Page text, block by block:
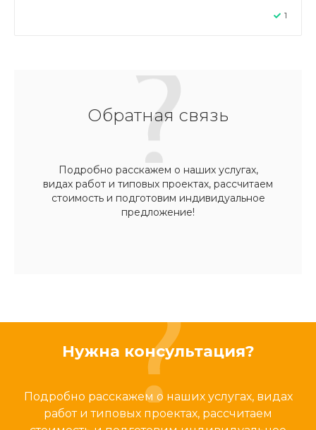
1
Обратная связь
Подробно расскажем о наших услугах,
видах работ и типовых проектах, рассчитаем
стоимость и подготовим индивидуальное
предложение!
Нужна консультация?
Подробно расскажем о наших услугах, видах
работ и типовых проектах, рассчитаем